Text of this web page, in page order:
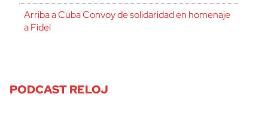
Arriba a Cuba Convoy de solidaridad en homenaje
a Fidel
PODCAST RELOJ